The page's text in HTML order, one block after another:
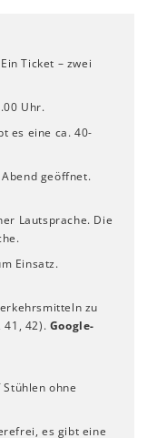
Ticket ­– zwei
Uhr.
es eine ca. 40-
geöffnet.
Lautsprache. Die
Einsatz.
zu
41, 42). Google-
ohne
es gibt eine